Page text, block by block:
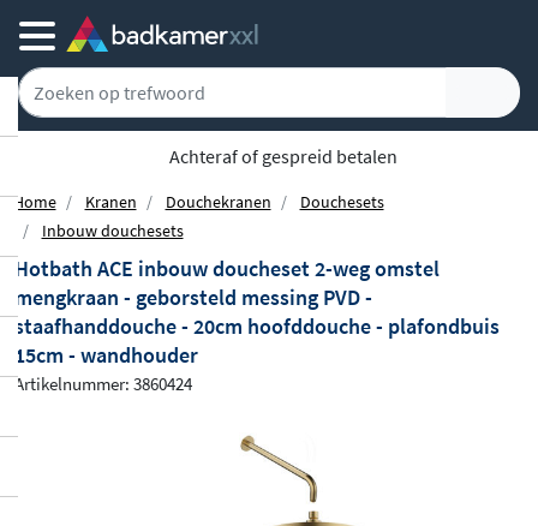
Achteraf of gespreid betalen
Home Kranen Douchekranen
Douchesets
Inbouw douchesets
Hotbath ACE inbouw doucheset 2-weg omstel
mengkraan - geborsteld messing PVD -
staafhanddouche - 20cm hoofddouche - plafondbuis
15cm - wandhouder
Artikelnummer: 3860424